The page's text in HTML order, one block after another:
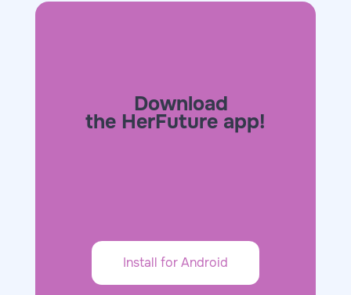
Download
the HerFuture app!
Install for Android